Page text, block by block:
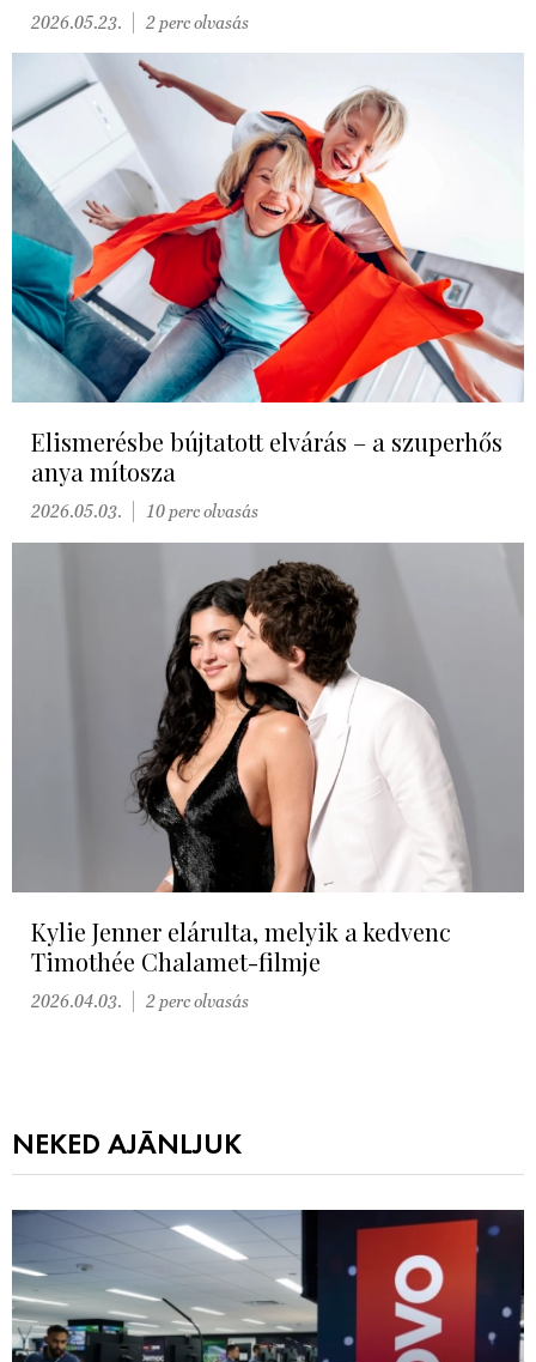
2026.05.23. 2 perc olvasás
Elismerésbe bújtatott elvárás – a szuperhős
anya mítosza
2026.05.03. 10 perc olvasás
Kylie Jenner elárulta, melyik a kedvenc
Timothée Chalamet-filmje
2026.04.03. 2 perc olvasás
NEKED AJÁNLJUK